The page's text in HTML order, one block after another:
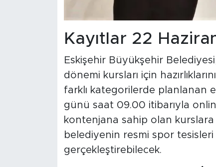
Kayıtlar 22
Eskişehir Büyükşehir
dönemi kursları için
farklı kategorilerde planlanan
günü saat 09.00 itibarıyla
kontenjana sahip olan kurslara
belediyenin resmi spor
gerçekleştirebilecek.